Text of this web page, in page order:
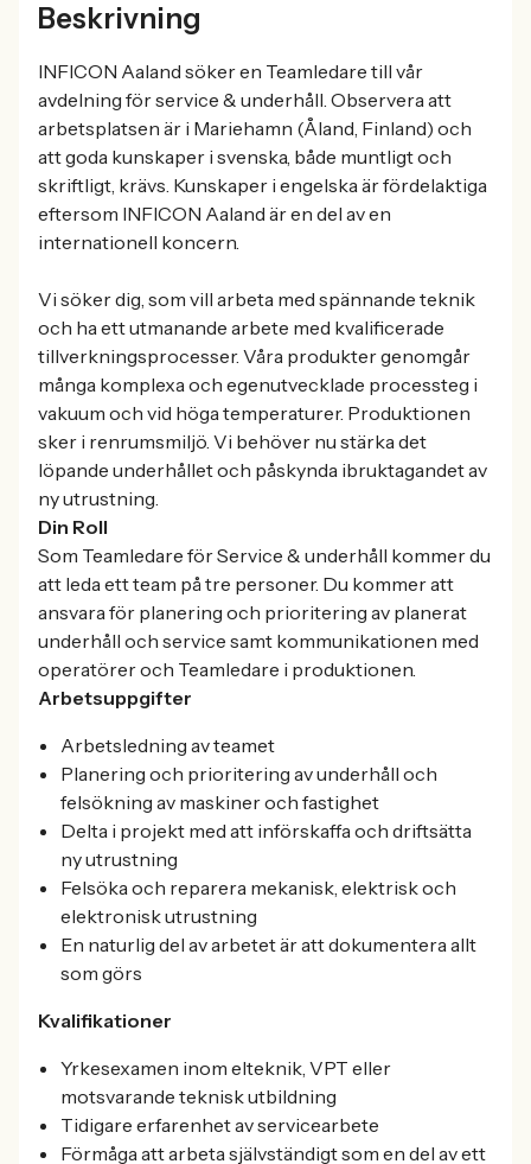
Beskrivning
INFICON Aaland söker en Teamledare till vår
avdelning för service & underhåll. Observera att
arbetsplatsen är i Mariehamn (Åland, Finland) och
att goda kunskaper i svenska, både muntligt och
skriftligt, krävs. Kunskaper i engelska är fördelaktiga
eftersom INFICON Aaland är en del av en
internationell koncern.
Vi söker dig, som vill arbeta med spännande teknik
och ha ett utmanande arbete med kvalificerade
tillverkningsprocesser. Våra produkter genomgår
många komplexa och egenutvecklade processteg i
vakuum och vid höga temperaturer. Produktionen
sker i renrumsmiljö. Vi behöver nu stärka det
löpande underhållet och påskynda ibruktagandet av
ny utrustning.
Din Roll
Som Teamledare för Service & underhåll kommer du
att leda ett team på tre personer. Du kommer att
ansvara för planering och prioritering av planerat
underhåll och service samt kommunikationen med
operatörer och Teamledare i produktionen.
Arbetsuppgifter
Arbetsledning av teamet
Planering och prioritering av underhåll och
felsökning av maskiner och fastighet
Delta i projekt med att införskaffa och driftsätta
ny utrustning
Felsöka och reparera mekanisk, elektrisk och
elektronisk utrustning
En naturlig del av arbetet är att dokumentera allt
som görs
Kvalifikationer
Yrkesexamen inom elteknik, VPT eller
motsvarande teknisk utbildning
Tidigare erfarenhet av servicearbete
Förmåga att arbeta självständigt som en del av ett